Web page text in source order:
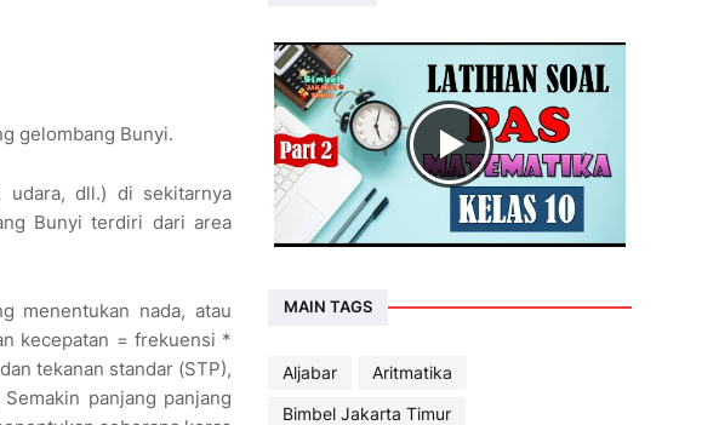
gelombang Bunyi.
udara, dll.) di sekitarnya
Bunyi terdiri dari area
menentukan nada, atau
kecepatan = frekuensi *
tekanan standar (STP),
panjang panjang
MAIN TAGS
Aljabar
Aritmatika
Bimbel Jakarta Timur